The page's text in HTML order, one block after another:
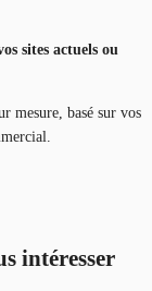
sites actuels ou
mesure, basé sur vos
intéresser